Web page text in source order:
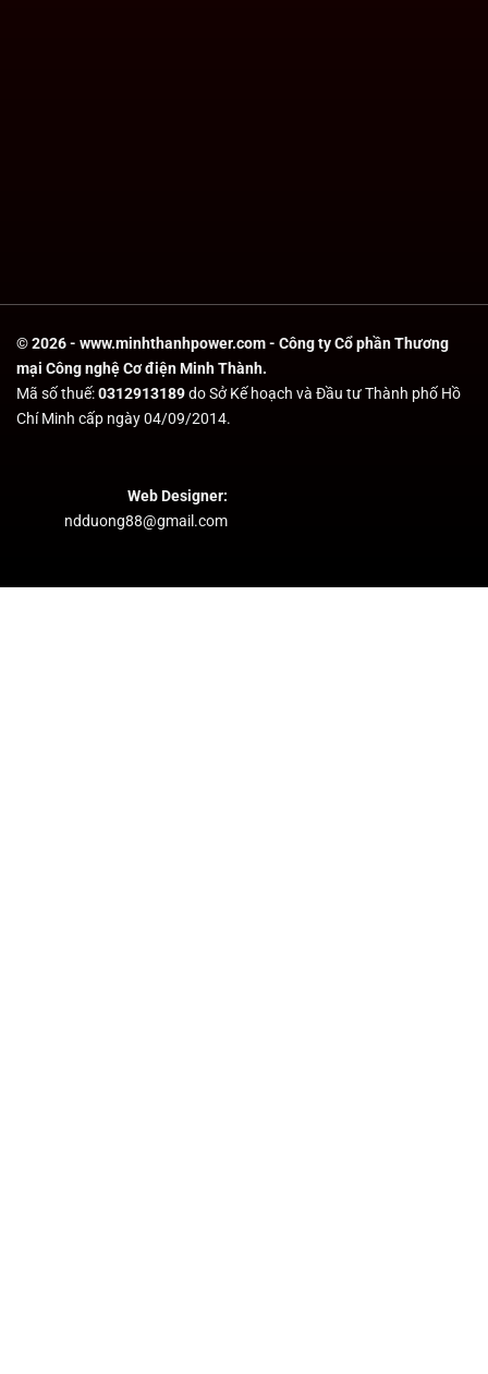
© 2026 - www.minhthanhpower.com - Công ty Cổ phần Thương
mại Công nghệ Cơ điện Minh Thành.
Mã số thuế:0312913189do Sở Kế hoạch và Đầu tư Thành phố Hồ
Chí Minh cấp ngày 04/09/2014.
Web Designer:
ndduong88@gmail.com